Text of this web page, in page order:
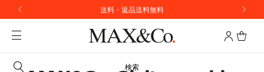
送料・返品送料無料
検索